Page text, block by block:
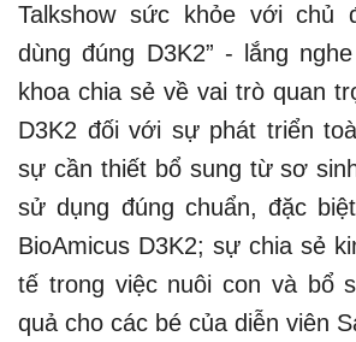
Talkshow sức khỏe với chủ
dùng đúng D3K2” - lắng
khoa chia sẻ về vai trò quan
D3K2 đối với sự phát triển
sự cần thiết bổ sung từ sơ
sử dụng đúng chuẩn, đặc
BioAmicus D3K2; sự chia sẻ
tế trong việc nuôi con và bổ
quả cho các bé của diễn viên